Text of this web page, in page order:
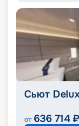
Сьют
от 636 714 ₽